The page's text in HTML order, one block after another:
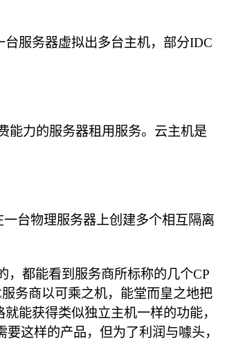
服务器虚拟出多台主机，部分IDC
能力的服务器租用服务。云主机是
一台物理服务器上创建多个相互隔离
，都能看到服务商所标称的几个CP
务商以可乘之机，能堂而皇之地把
能获得类似独立主机一样的功能，
这样的产品，但为了利润与噱头，